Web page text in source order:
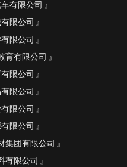
有限公司
限公司
限公司
育有限公司
限公司
限公司
限公司
限公司
集团有限公司
有限公司